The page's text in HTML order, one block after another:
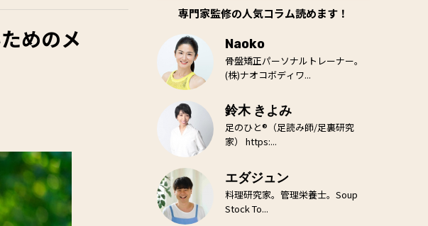
めのメ
専門家監修の人気コラム読めます！
Naoko
骨盤矯正パーソナルトレーナー。
(株)ナオコボディワ...
鈴木 きよみ
足のひと®（足読み師/足裏研究
家） https:...
エダジュン
料理研究家。管理栄養士。Soup
Stock To...